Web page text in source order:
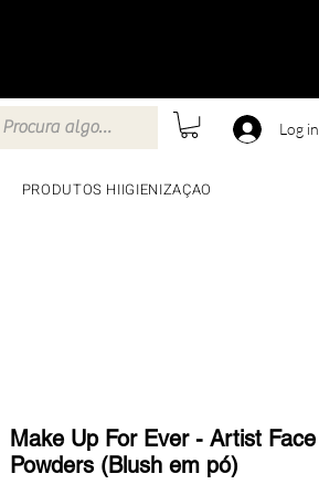
Log in
PRODUTOS HIIGIENIZAÇAO
Make Up For Ever - Artist Face
Powders (Blush em pó)